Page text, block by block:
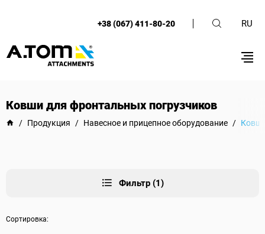
+38 (067) 411-80-20 RU
Ковши для фронтальных погрузчиков
/ Продукция / Навесное и прицепное оборудование /
Фильтр (1)
Сортировка: